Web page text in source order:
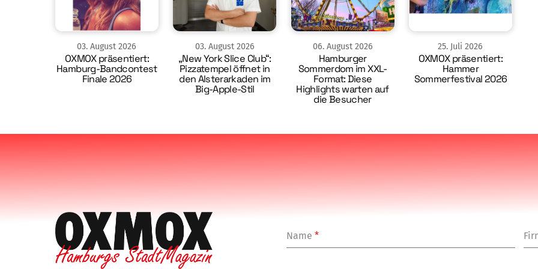
03.August 2026
OXMOX präsentiert:
Hamburg-Bandcontest
Finale 2026
03. August 2026
„New York Slice Club“:
Pizzatempel öffnet in
den Alsterarkaden im
Big-Apple-Stil
06. August 2026
Hamburger
Sommerdom im XXL-
Format: Diese
Highlights warten auf
die Besucher
25. Juli 2026
OXMOX präsentiert:
Hammer
Sommerfestival 2026
Name*